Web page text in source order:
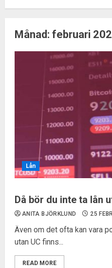
Månad: februari
Lån
Då bör du inte ta lån
ANITA BJÖRKLUND 25
Även om det ofta kan vara
utan UC finns...
READ MORE